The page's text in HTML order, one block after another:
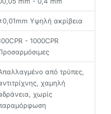
Υψηλή ακρίβεια
- 1000CPR
από τρύπες,
χαμηλή
χωρίς